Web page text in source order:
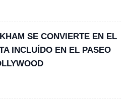
SE CONVIERTE EN EL
INCLUÍDO EN EL PASEO